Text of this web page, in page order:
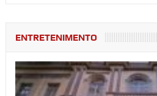
ENTRETENIMENTO